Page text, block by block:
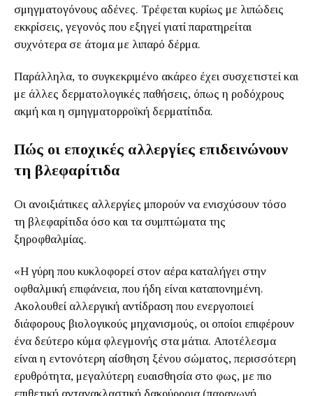
σμηγματογόνους αδένες. Τρέφεται κυρίως με λιπώδεις
εκκρίσεις, γεγονός που εξηγεί γιατί παρατηρείται
συχνότερα σε άτομα με λιπαρό δέρμα.
Παράλληλα, το συγκεκριμένο ακάρεο έχει συσχετιστεί και
με άλλες δερματολογικές παθήσεις, όπως η ροδόχρους
ακμή και η σμηγματορροϊκή δερματίτιδα.
Πώς οι εποχικές αλλεργίες επιδεινώνουν
τη βλεφαρίτιδα
Οι ανοιξιάτικες αλλεργίες μπορούν να ενισχύσουν τόσο
τη βλεφαρίτιδα όσο και τα συμπτώματα της
ξηροφθαλμίας.
«Η γύρη που κυκλοφορεί στον αέρα καταλήγει στην
οφθαλμική επιφάνεια, που ήδη είναι καταπονημένη.
Ακολουθεί αλλεργική αντίδραση που ενεργοποιεί
διάφορους βιολογικούς μηχανισμούς, οι οποίοι επιφέρουν
ένα δεύτερο κύμα φλεγμονής στα μάτια. Αποτέλεσμα
είναι η εντονότερη αίσθηση ξένου σώματος, περισσότερη
ερυθρότητα, μεγαλύτερη ευαισθησία στο φως, με πιο